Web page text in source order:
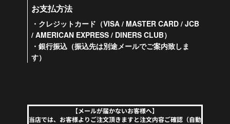
お支払方法
・クレジットカード（VISA / MASTER CARD / JCB
/ AMERICAN EXPRESS / DINERS CLUB）
・銀行振込（振込先は別途メールでご案内致しま
す）
【メールが届かないお客様へ】
当店では、お客様よりご注文頂きますと注文内容ご確認（自動